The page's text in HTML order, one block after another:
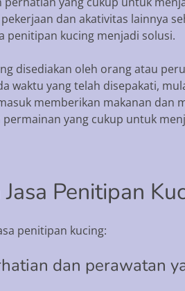
dan akativitas lainnya
penitipan kucing menjadi solusi.
disediakan oleh orang atau
waktu yang telah disepakati,
memberikan makanan
yang cukup untuk
Penitipan
penitipan kucing:
dan perawatan